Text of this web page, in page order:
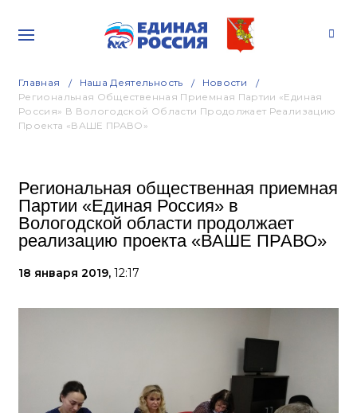
Главная Наша Деятельность
Новости
Региональная Общественная Приемная Партии «Единая
Россия» В Вологодской Области Продолжает Реализацию
Проекта «ВАШЕ ПРАВО»
Региональная общественная приемная
Партии «Единая Россия» в
Вологодской области продолжает
реализацию проекта «ВАШЕ ПРАВО»
18 января 2019, 12:17